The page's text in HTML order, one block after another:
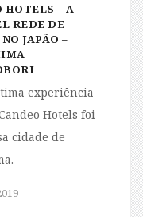
HOTELS – A
REDE DE
JAPÃO –
experiência
Hotels foi
cidade de